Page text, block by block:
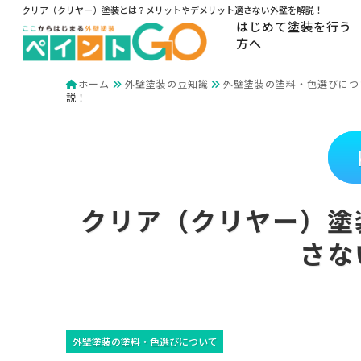
クリア（クリヤー）塗装とは？メリットやデメリット適さない外壁を解説！
はじめて塗装を行う
方へ
ホーム 外壁塗装の豆知識
外壁塗装の塗料・色選びに
説！
クリア（クリヤー）
さ
外壁塗装の塗料・色選びについて